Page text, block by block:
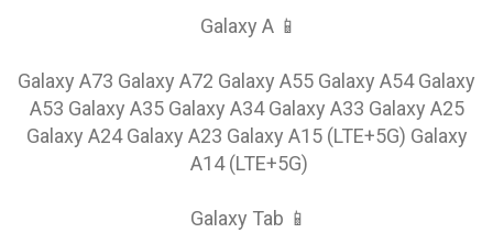
📱 Galaxy A
Galaxy A73 Galaxy A72 Galaxy A55 Galaxy A54 Galaxy
A53 Galaxy A35 Galaxy A34 Galaxy A33 Galaxy A25
Galaxy A24 Galaxy A23 Galaxy A15 (LTE+5G) Galaxy
A14 (LTE+5G)
📱 Galaxy Tab